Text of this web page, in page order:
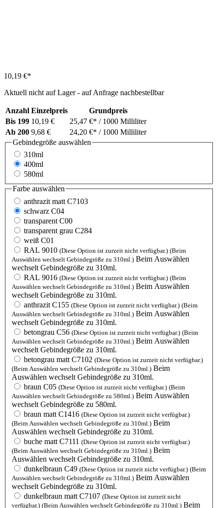
10,19 €*
Aktuell nicht auf Lager - auf Anfrage nachbestellbar
Anzahl Einzelpreis
Grundpreis
Bis 199 10,19 € 25,47 €* / 1000 Milliliter
Ab 200 9,68 € 24,20 €* / 1000 Milliliter
Gebindegröße auswählen
310ml
400ml
580ml
Farbe auswählen
anthrazit matt C7103
schwarz C04
transparent C00
transparent grau C284
weiß C01
RAL 9010 (Diese Option ist zurzeit nicht verfügbar.) (Beim
Auswählen wechselt Gebindegröße zu 310ml.) Beim Auswählen
wechselt Gebindegröße zu 310ml.
RAL 9016 (Diese Option ist zurzeit nicht verfügbar.) (Beim
Auswählen wechselt Gebindegröße zu 310ml.) Beim Auswählen
wechselt Gebindegröße zu 310ml.
anthrazit C155 (Diese Option ist zurzeit nicht verfügbar.) (Beim
Auswählen wechselt Gebindegröße zu 310ml.) Beim Auswählen
wechselt Gebindegröße zu 310ml.
betongrau C56 (Diese Option ist zurzeit nicht verfügbar.) (Beim
Auswählen wechselt Gebindegröße zu 310ml.) Beim Auswählen
wechselt Gebindegröße zu 310ml.
betongrau matt C7102 (Diese Option ist zurzeit nicht verfügbar.)
(Beim Auswählen wechselt Gebindegröße zu 310ml.) Beim
Auswählen wechselt Gebindegröße zu 310ml.
braun C05 (Diese Option ist zurzeit nicht verfügbar.) (Beim
Auswählen wechselt Gebindegröße zu 580ml.) Beim Auswählen
wechselt Gebindegröße zu 580ml.
braun matt C1416 (Diese Option ist zurzeit nicht verfügbar.)
(Beim Auswählen wechselt Gebindegröße zu 310ml.) Beim
Auswählen wechselt Gebindegröße zu 310ml.
buche matt C7111 (Diese Option ist zurzeit nicht verfügbar.)
(Beim Auswählen wechselt Gebindegröße zu 310ml.) Beim
Auswählen wechselt Gebindegröße zu 310ml.
dunkelbraun C49 (Diese Option ist zurzeit nicht verfügbar.) (Beim
Auswählen wechselt Gebindegröße zu 310ml.) Beim Auswählen
wechselt Gebindegröße zu 310ml.
dunkelbraun matt C7107 (Diese Option ist zurzeit nicht
verfügbar.) (Beim Auswählen wechselt Gebindegröße zu 310ml.) Beim